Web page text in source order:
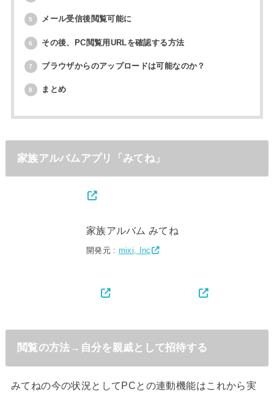
5 メール受信後閲覧可能に
6 その後、PC閲覧用URLを確認する方法
7 ブラウザからのアップロードは可能なのか？
8 まとめ
家族アルバムアプリ「みてね」
家族アルバム みてね
開発元 : mixi, Inc
閲覧の方法→自分を親戚として招待する
みてねの今の状況としてPCとの連動機能はこれから実